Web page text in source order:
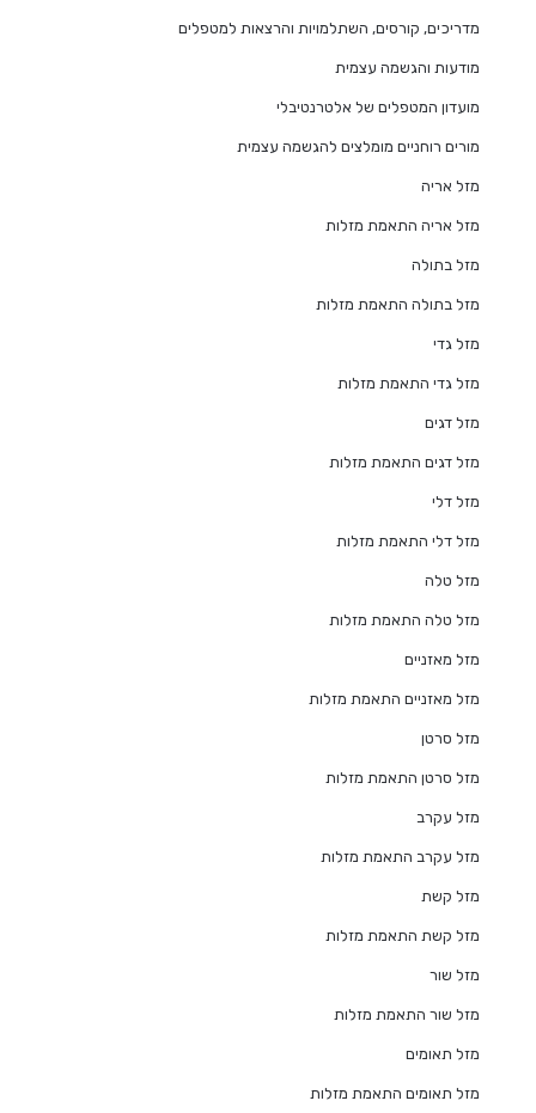
מדריכים, קורסים, השתלמויות והרצאות למטפלים
מודעות והגשמה עצמית
מועדון המטפלים של אלטרנטיבלי
מורים רוחניים מומלצים להגשמה עצמית
מזל אריה
מזל אריה התאמת מזלות
מזל בתולה
מזל בתולה התאמת מזלות
מזל גדי
מזל גדי התאמת מזלות
מזל דגים
מזל דגים התאמת מזלות
מזל דלי
מזל דלי התאמת מזלות
מזל טלה
מזל טלה התאמת מזלות
מזל מאזניים
מזל מאזניים התאמת מזלות
מזל סרטן
מזל סרטן התאמת מזלות
מזל עקרב
מזל עקרב התאמת מזלות
מזל קשת
מזל קשת התאמת מזלות
מזל שור
מזל שור התאמת מזלות
מזל תאומים
מזל תאומים התאמת מזלות